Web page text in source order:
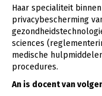
Haar specialiteit
privacybescherming
sciences
medische
procedures.
An is docent van